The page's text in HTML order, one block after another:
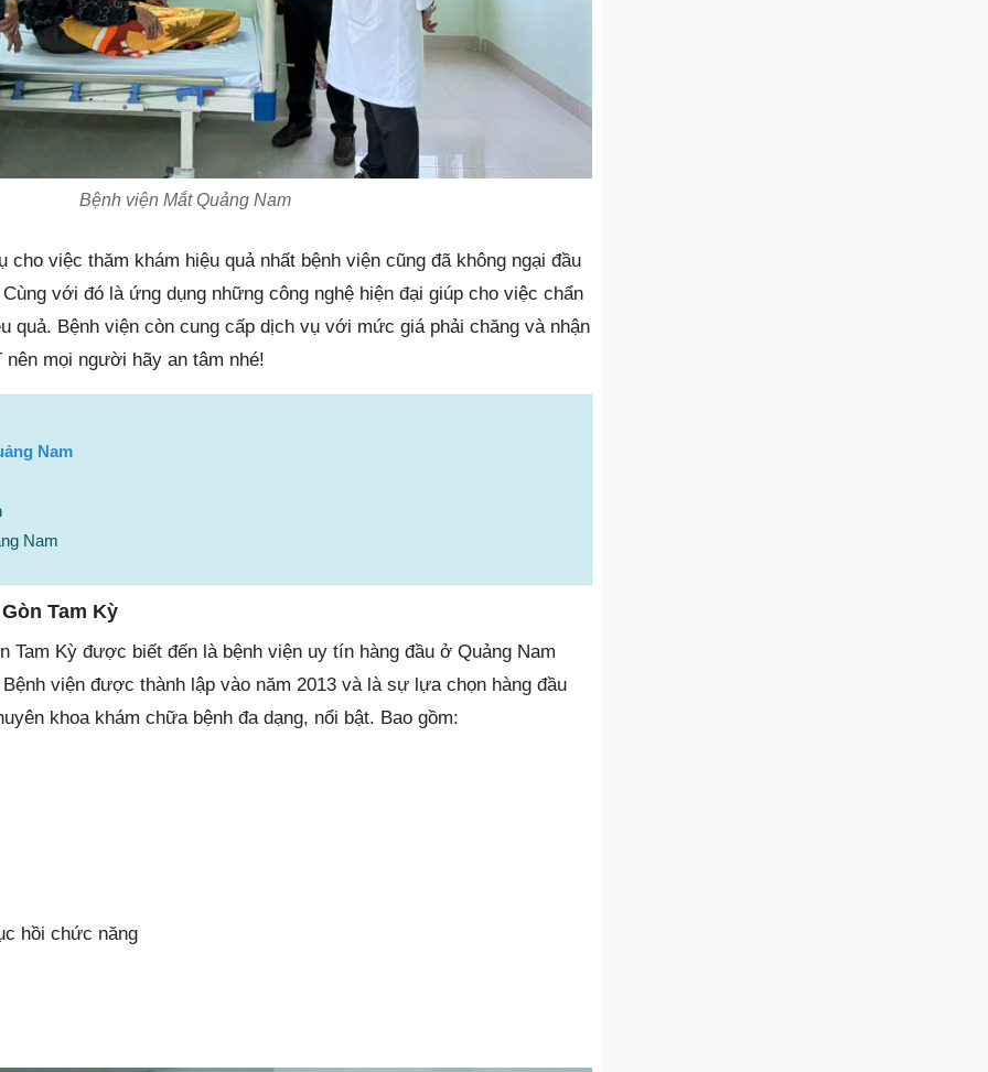
Bệnh viện Mắt Quảng Nam
cho việc thăm khám hiệu quả nhất bệnh viện cũng đã không ngại đầu
với đó là ứng dụng những công nghệ hiện đại giúp cho việc chẩn
quả. Bệnh viện còn cung cấp dịch vụ với mức giá phải chăng và nhận
mọi người hãy an tâm nhé!
Nam
Nam
Tam Kỳ
Tam Kỳ được biết đến là bệnh viện uy tín hàng đầu ở Quảng Nam
viện được thành lập vào năm 2013 và là sự lựa chọn hàng đầu
khoa khám chữa bệnh đa dạng, nổi bật. Bao gồm:
hồi chức năng